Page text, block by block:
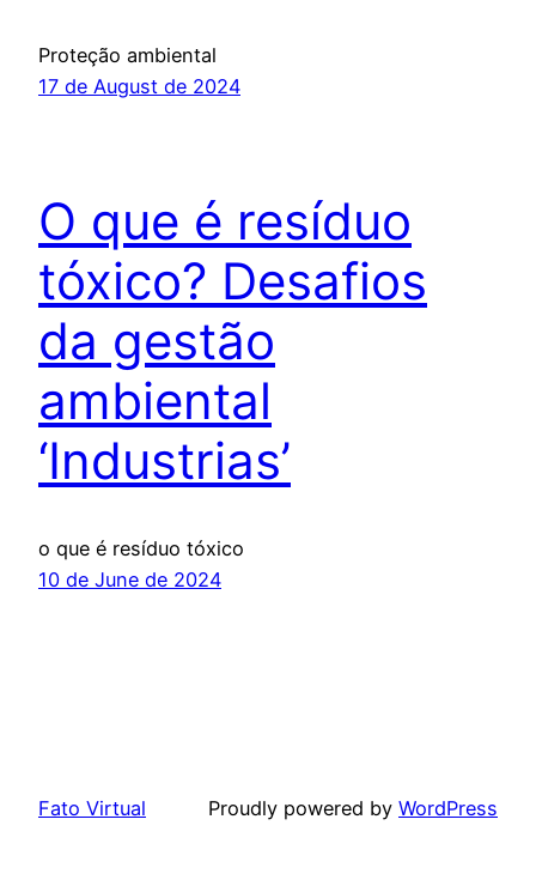
Proteção ambiental
17 de August de 2024
O que é resíduo
tóxico? Desafios
da gestão
ambiental
‘Industrias’
o que é resíduo tóxico
10 de June de 2024
Fato Virtual Proudly powered by WordPress